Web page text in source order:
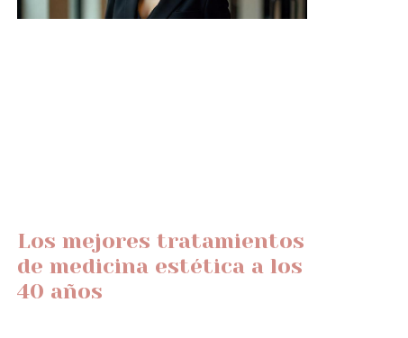
Los mejores tratamientos
de medicina estética a los
40 años